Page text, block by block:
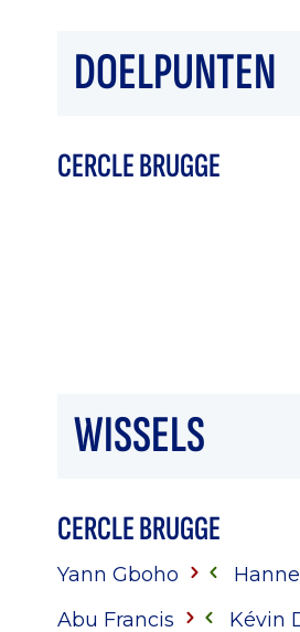
DOELPUNTEN
CERCLE BRUGGE
WISSELS
CERCLE BRUGGE
Yann Gboho
Abu Francis
Kévin